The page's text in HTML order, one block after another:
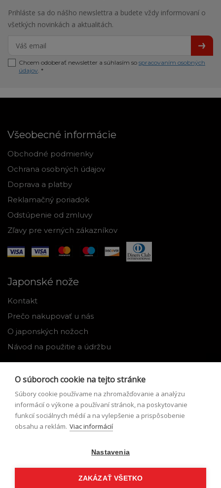
Prihláste sa do nášho newslettra a budete vždy informovaní o
všetkých novinkách a aktualitách.
Chcem odoberať newsletter a súhlasím so spracovaním osobných
údajov . *
Všeobecné informácie
Obchodné podmienky
Ochrana osobných údajov
Doprava a platby
Reklamačný poriadok
Odstúpenie od zmluvy
Zľavy pre verných zákazníkov
Japonské nože
Kontakt
Prečo nakupovať u nás
O japonských nožoch
Návod na použitie a údržbu
Môj profil
Zabudnuté heslo
Formulár pre odstúpenie od zmluvy
O súboroch cookie na tejto stránke
Súbory cookie používame na zhromažďovanie a analýzu
informácií o výkone a používaní stránok, na poskytovanie
funkcií sociálnych médií a na vylepšenie a prispôsobenie
obsahu a reklám. Viac informácií
Nastavenia
ZAKÁZAŤ VŠETKO